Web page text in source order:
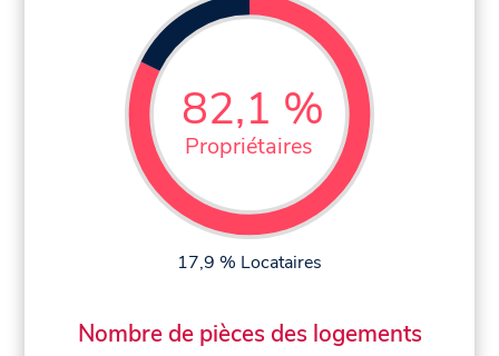
82,1 %
Propriétaires
17,9 % Locataires
Nombre de pièces des logements